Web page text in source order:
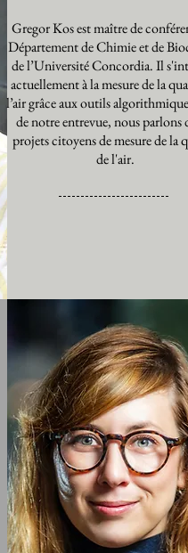
Gregor Kos est maître de
Département de Chimie et de
de l’Université Concordia. Il
actuellement à la mesure de la
l’air grâce aux outils
de notre entrevue, nous parlons
projets citoyens de mesure de la
de l'air.